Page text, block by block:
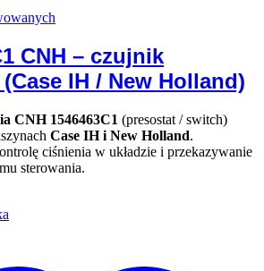
CNH – czujnik
IH / New Holland)
CNH 1546463C1 (presostat / switch)
Case IH i New Holland.
ciśnienia w układzie i przekazywanie
sterowania.